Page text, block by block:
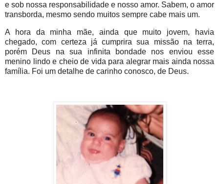
e sob nossa responsabilidade e nosso amor. Sabem, o amor
transborda, mesmo sendo muitos sempre cabe mais um.
A hora da minha mãe, ainda que muito jovem, havia
chegado, com certeza já cumprira sua missão na terra,
porém Deus na sua infinita bondade nos enviou esse
menino lindo e cheio de vida para alegrar mais ainda nossa
família. Foi um detalhe de carinho conosco, de Deus.